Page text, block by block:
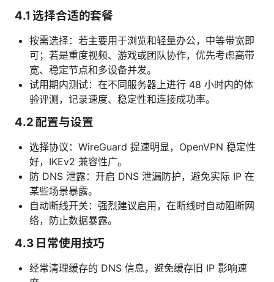
4.1 选择合适的套餐
按需选择：若主要用于浏览和轻量办公，中等带宽即
可；若是重度视频、游戏或团队协作，优先考虑高带
宽、稳定节点和多设备并发。
试用期内测试：在不同服务器上进行 48 小时内的体
验评测，记录速度、稳定性和连接成功率。
4.2 配置与设置
选择协议：WireGuard 提速明显，OpenVPN 稳定性
好，IKEv2 兼容性广。
防 DNS 泄露：开启 DNS 泄漏防护，避免实际 IP 在
某些场景暴露。
自动断线开关：强烈建议启用，在断线时自动阻断网
络，防止数据暴露。
4.3 日常使用技巧
经常清理缓存的 DNS 信息，避免缓存旧 IP 影响速